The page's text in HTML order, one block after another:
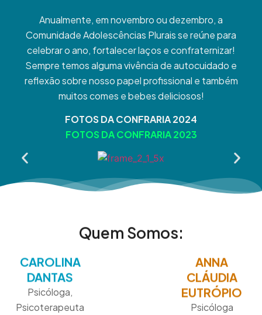
Anualmente, em novembro ou dezembro, a
Comunidade Adolescências Plurais se reúne para
celebrar o ano, fortalecer laços e confraternizar!
Sempre temos alguma vivência de autocuidado e
reflexão sobre nosso papel profissional e também
muitos comes e bebes deliciosos!
FOTOS DA CONFRARIA 2024
FOTOS DA CONFRARIA 2023
Quem Somos:
CAROLINA
DANTAS
Psicóloga,
Psicoterapeuta
ANNA
CLÁUDIA
EUTRÓPIO
Psicóloga